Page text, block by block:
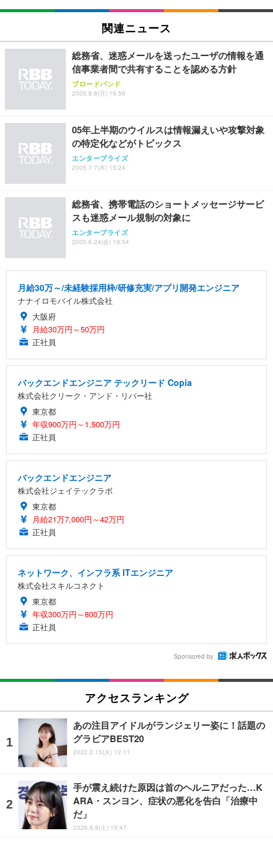
関連ニュース
総務省、迷惑メールを送ったユーザの情報を通
信事業者間で共有することを認める方針
ブロードバンド
2005.8.8(月) 19:56
05年上半期のウイルスは情報漏えいや攻撃対象
の特定化などがトピックス
エンタープライズ
2005.7.7(木) 15:24
総務省、携帯電話のショートメッセージサービ
スも迷惑メール規制の対象に
エンタープライズ
2005.6.24(金) 19:54
月給30万～/未経験採用枠/研修充実/アプリ開発エンジニア
ナナイロモバイル株式会社
大阪府
月給30万円～50万円
正社員
バックエンドエンジニア テックリード Copia
株式会社クリーク・アンド・リバー社
東京都
年収900万円～1,500万円
正社員
バックエンドエンジニア
株式会社ジェイテックラボ
東京都
月給21万7,000円～42万円
正社員
ネットワーク、インフラ系 ITエンジニア
株式会社スキルコネクト
東京都
年収300万円～800万円
正社員
Sponsored by
アクセスランキング
あの注目アイドルがランジェリー姿に！話題の
グラビアBEST20
2022.2.15(火) 12:11
手が震え続けた原因は首のヘルニアだった…K
ARA・スンヨン、症状の悪化を告白「治療中
だ」
2026.8.8(土) 15:47